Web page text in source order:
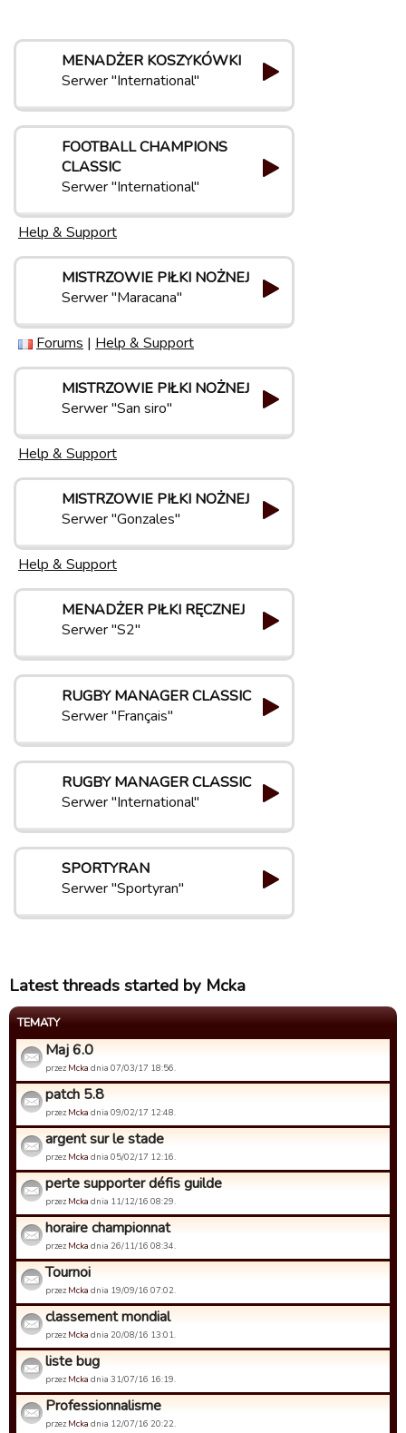
MENADŻER KOSZYKÓWKI
Serwer "International"
FOOTBALL CHAMPIONS
CLASSIC
Serwer "International"
Help & Support
MISTRZOWIE PIŁKI NOŻNEJ
Serwer "Maracana"
Forums | Help & Support
MISTRZOWIE PIŁKI NOŻNEJ
Serwer "San siro"
Help & Support
MISTRZOWIE PIŁKI NOŻNEJ
Serwer "Gonzales"
Help & Support
MENADŻER PIŁKI RĘCZNEJ
Serwer "S2"
RUGBY MANAGER CLASSIC
Serwer "Français"
RUGBY MANAGER CLASSIC
Serwer "International"
SPORTYRAN
Serwer "Sportyran"
Latest threads started by Mcka
TEMATY
Maj 6.0
przez Mcka dnia 07/03/17 18:56.
patch 5.8
przez Mcka dnia 09/02/17 12:48.
argent sur le stade
przez Mcka dnia 05/02/17 12:16.
perte supporter défis guilde
przez Mcka dnia 11/12/16 08:29.
horaire championnat
przez Mcka dnia 26/11/16 08:34.
Tournoi
przez Mcka dnia 19/09/16 07:02.
classement mondial
przez Mcka dnia 20/08/16 13:01.
liste bug
przez Mcka dnia 31/07/16 16:19.
Professionnalisme
przez Mcka dnia 12/07/16 20:22.